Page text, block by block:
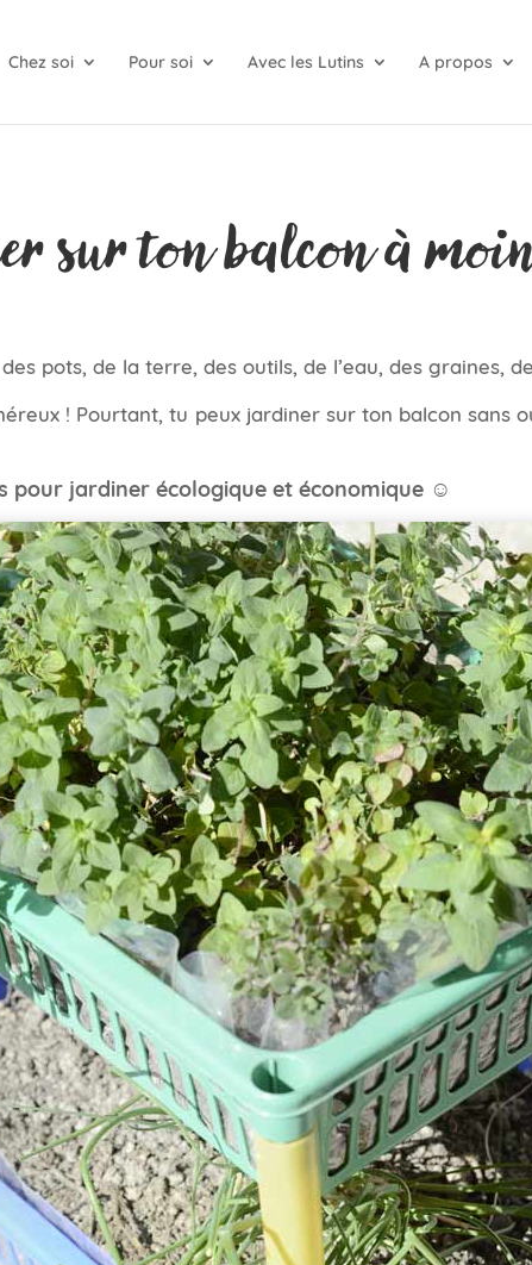
Chez soi Pour soi Avec les Lutins A propos
sur ton balcon à
pots, de la terre, des outils, de l’eau, des graines,
! Pourtant, tu peux jardiner sur ton balcon sans
pour jardiner écologique et économique ☺